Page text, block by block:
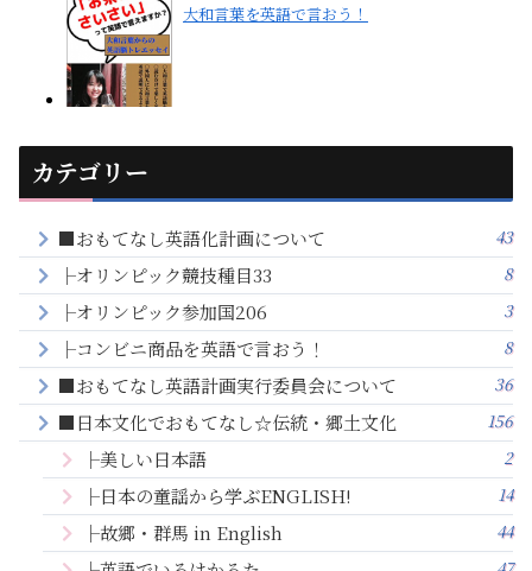
大和言葉を英語で言おう！
カテゴリー
■おもてなし英語化計画について 43
├オリンピック競技種目33 8
├オリンピック参加国206 3
├コンビニ商品を英語で言おう！ 8
■おもてなし英語計画実行委員会について 36
■日本文化でおもてなし☆伝統・郷土文化 156
├美しい日本語 2
├日本の童謡から学ぶENGLISH! 14
├故郷・群馬 in English 44